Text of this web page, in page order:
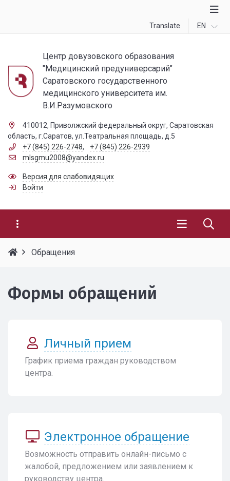
Translate EN
Центр довузовского образования
"Медицинский предуниверсарий"
Саратовского государственного
медицинского университета им.
В.И.Разумовского
410012, Приволжский федеральный округ, Саратовская
область, г.Саратов, ул.Театральная площадь, д.5
+7 (845) 226-2748,
+7 (845) 226-2939
mlsgmu2008@yandex.ru
Версия для слабовидящих
Войти
Обращения
Формы обращений
Личный прием
График приема граждан руководством
центра.
Электронное обращение
Возможность отправить онлайн-письмо с
жалобой, предложением или заявлением к
руководству центра.